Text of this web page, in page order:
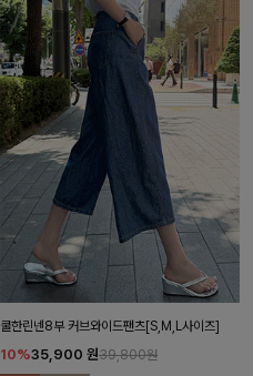
쿨한린넨8부 커브와이드팬츠[S,M,L사이즈]
10%35,900 원39,800원